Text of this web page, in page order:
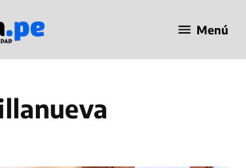
en Línea
Menú